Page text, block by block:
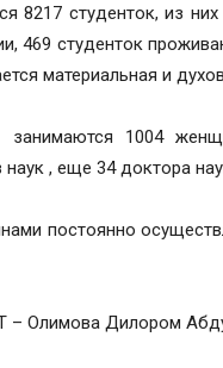
8217 студенток, из
469 студенток
материальная и
занимаются 1004
, еще 34 доктора
постоянно
– Олимова Дилором